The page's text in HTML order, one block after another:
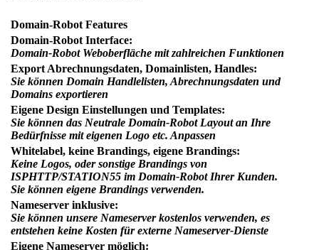
Domain-Robot Features
Domain-Robot Interface:
Domain-Robot Weboberfläche mit zahlreichen Funktionen
Export Abrechnungsdaten, Domainlisten, Handles:
Sie können Domain Handlelisten, Abrechnungsdaten und
Domains exportieren
Eigene Design Einstellungen und Templates:
Sie können das Neutrale Domain-Robot Layout an Ihre
Bedürfnisse mit eigenen Logo etc. Anpassen
Whitelabel, keine Brandings, eigene Brandings:
Keine Logos, oder sonstige Brandings von
ISPHTTP/STATION55 im Domain-Robot Ihrer Kunden.
Sie können eigene Brandings verwenden.
Nameserver inklusive:
Sie können unsere Nameserver kostenlos verwenden, es
entstehen keine Kosten für externe Nameserver-Dienste
Eigene Nameserver möglich: